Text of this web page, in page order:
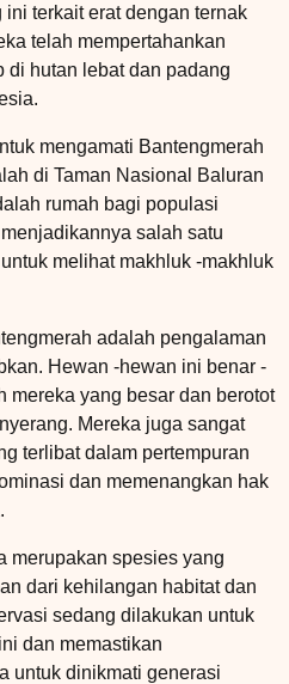
terkait erat dengan ternak
telah mempertahankan
di hutan lebat dan padang
mengamati Bantengmerah
di Taman Nasional Baluran
rumah bagi populasi
salah satu
melihat makhluk -makhluk
adalah pengalaman
Hewan -hewan ini benar -
mereka yang besar dan berotot
Mereka juga sangat
terlibat dalam pertempuran
dan memenangkan hak
merupakan spesies yang
dari kehilangan habitat dan
sedang dilakukan untuk
dan memastikan
untuk dinikmati generasi